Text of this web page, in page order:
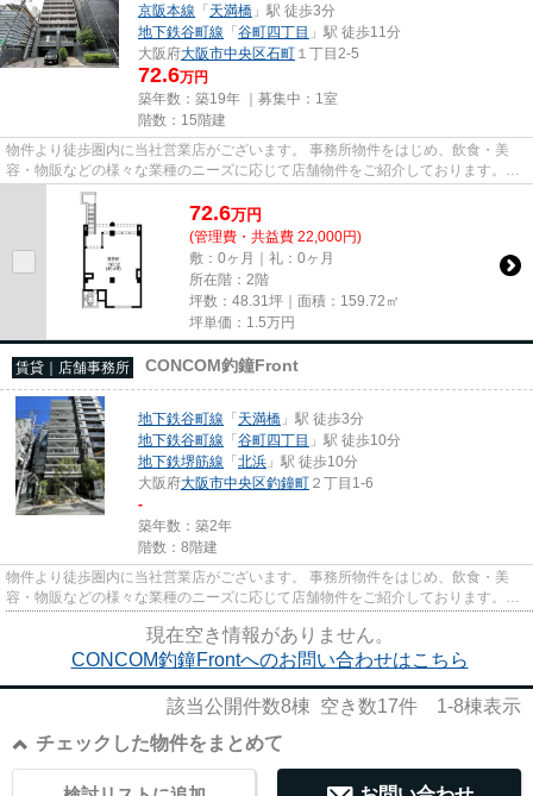
京阪本線 「天満橋 」駅 徒歩3分
地下鉄谷町線 「谷町四丁目 」駅 徒歩11分
大阪府大阪市中央区石町 １丁目2-5
72.6万円
築年数：築19年 ｜募集中： 1室
階数：15階建
物件より徒歩圏内に当社営業店がございます。 事務所物件をはじめ、飲食・美
容・物販などの様々な業種のニーズに応じて店舗物件をご紹介しております。
尚、弊社ではおとり広告は一切...
72.6万円
(管理費・共益費 22,000円)
敷：0ヶ月｜礼：0ヶ月
所在階：2階
坪数：48.31坪｜面積：159.72㎡
坪単価： 1.5万円
賃貸｜店舗事務所 CONCOM釣鐘Front
地下鉄谷町線 「天満橋 」駅 徒歩3分
地下鉄谷町線 「谷町四丁目 」駅 徒歩10分
地下鉄堺筋線 「北浜 」駅 徒歩10分
大阪府大阪市中央区釣鐘町 ２丁目1-6
-
築年数：築2年
階数：8階建
物件より徒歩圏内に当社営業店がございます。 事務所物件をはじめ、飲食・美
容・物販などの様々な業種のニーズに応じて店舗物件をご紹介しております。
尚、弊社ではおとり広告は一切...
現在空き情報がありません。
CONCOM釣鐘Frontへのお問い合わせはこちら
該当公開件数8棟 空き数17件 1-8棟表示
チェックした物件をまとめて